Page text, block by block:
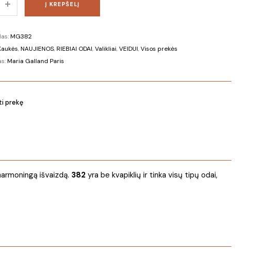
Į KREPŠELĮ
MG382
,NAUJIENOS,RIEBIAI ODAI,Valikliai,VEIDUI,Visos prekės
Maria Galland Paris
prekę
išvaizdą. 382 yra be kvapiklių ir tinka visų tipų odai,